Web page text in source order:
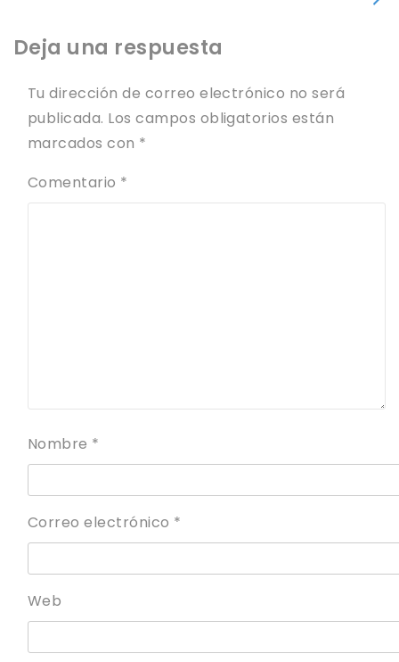
Deja una respuesta
Tu dirección de correo electrónico no será
publicada. Los campos obligatorios están
marcados con *
Comentario *
Nombre *
Correo electrónico *
Web